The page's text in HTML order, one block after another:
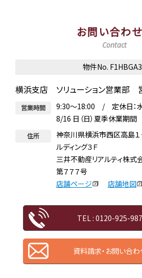
お問い合わ
Contact
物件No.
横浜支店 ソリューション営業部
営業時間
9:30～18:00 / 定休日：水
8/16 日（日）夏季休業期間
住所
神奈川県横浜市西区高島
ルディング３Ｆ
三井不動産リアルティ株式
第７７７号
店舗ページ
店舗地図
TEL : 0120-925-987
資料請求・お問い合わ